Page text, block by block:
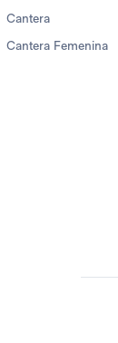
Cantera
Cantera Femenina